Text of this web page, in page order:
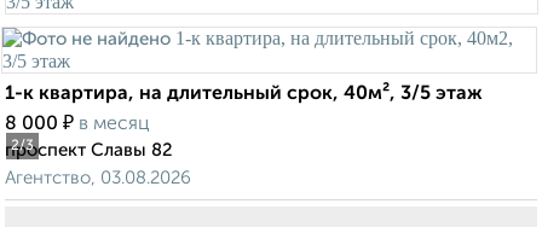
2/3
1-к квартира, на длительный срок, 40м², 3/5 этаж
8 000 ₽ в месяц
проспект Славы 82
Агентство, 03.08.2026